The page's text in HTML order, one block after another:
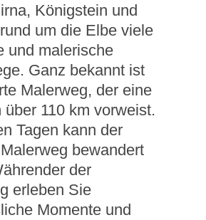
Königstein und
um die Elbe viele
und malerische
Ganz bekannt ist
Malerweg, der eine
über 110 km vorweist.
Tagen kann der
bewandert
der
erleben Sie
Momente und